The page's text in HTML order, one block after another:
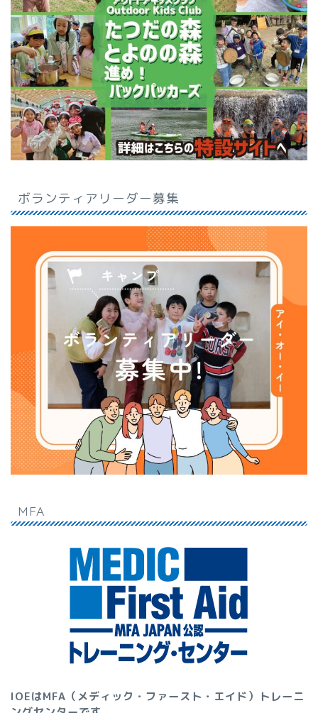
ボランティアリーダー募集
MFA
IOEはMFA（メディック・ファースト・エイド）トレーニ